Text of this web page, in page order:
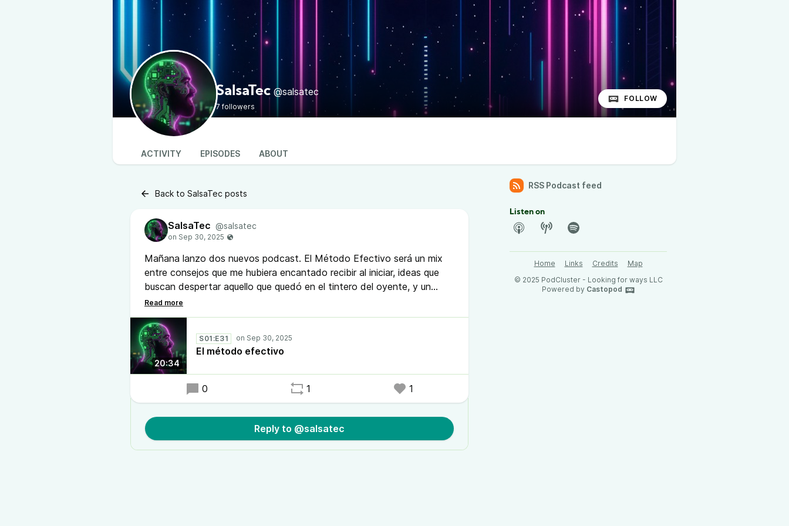
SalsaTec @salsatec
7 followers
FOLLOW
ACTIVITY EPISODES ABOUT
Back to SalsaTec posts
SalsaTec @salsatec
Mañana lanzo dos nuevos podcast. El Método Efectivo será un mix
entre consejos que me hubiera encantado recibir al iniciar, ideas que
buscan despertar aquello que quedó en el tintero del oyente, y un
mindset sobre nuestra relación con ese incomprendido y mal gastado
dinero. Todos los detalles en este episodio.
20:34
S01:E31
El método efectivo
0 1 1
Reply to @salsatec
RSS Podcast feed
Listen on
Home Links Credits
Map
© 2025 PodCluster - Looking for ways LLC
Powered by Castopod